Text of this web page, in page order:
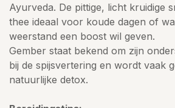
Ayurveda. De pittige, licht kruidige
thee ideaal voor koude dagen of
weerstand een boost wil geven.
Gember staat bekend om zijn
bij de spijsvertering en wordt vaak
natuurlijke detox.